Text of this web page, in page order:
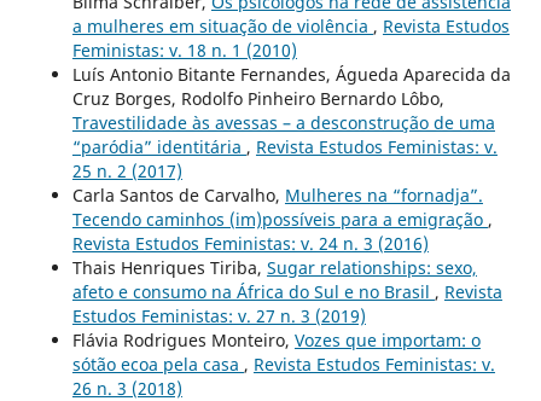
a mulheres em situação de violência , Revista Estudos
Feministas: v. 18 n. 1 (2010)
Luís Antonio Bitante Fernandes, Águeda Aparecida da
Cruz Borges, Rodolfo Pinheiro Bernardo Lôbo,
Travestilidade às avessas – a desconstrução de uma
“paródia” identitária , Revista Estudos Feministas: v.
25 n. 2 (2017)
Carla Santos de Carvalho, Mulheres na “fornadja”.
Tecendo caminhos (im)possíveis para a emigração ,
Revista Estudos Feministas: v. 24 n. 3 (2016)
Thais Henriques Tiriba, Sugar relationships: sexo,
afeto e consumo na África do Sul e no Brasil , Revista
Estudos Feministas: v. 27 n. 3 (2019)
Flávia Rodrigues Monteiro, Vozes que importam: o
sótão ecoa pela casa , Revista Estudos Feministas: v.
26 n. 3 (2018)